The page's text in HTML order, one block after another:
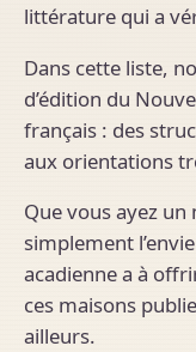
littérature qui a
Dans cette liste,
d’édition du
français : des
aux orientations
Que vous ayez
simplement
acadienne a à
ces maisons
ailleurs.